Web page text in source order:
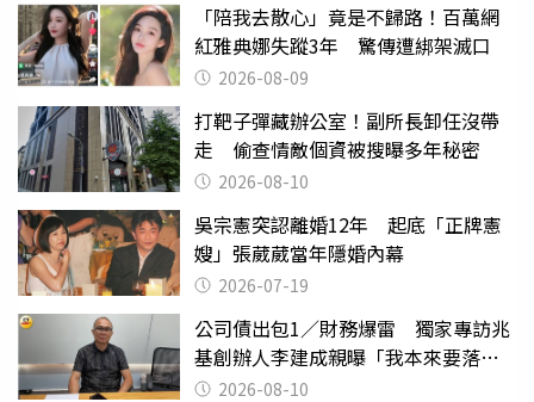
「陪我去散心」竟是不歸路！百萬網
紅雅典娜失蹤3年 驚傳遭綁架滅口
2026-08-09
打靶子彈藏辦公室！副所長卸任沒帶
走 偷查情敵個資被搜曝多年秘密
2026-08-10
吳宗憲突認離婚12年 起底「正牌憲
嫂」張葳葳當年隱婚內幕
2026-07-19
公司債出包1／財務爆雷 獨家專訪兆
基創辦人李建成親曝「我本來要落
跑」2026-08-10